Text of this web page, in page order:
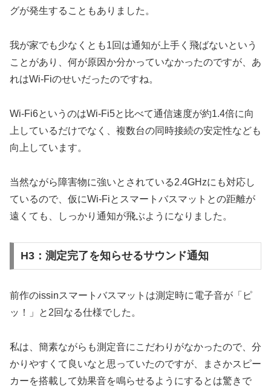
グが発生することもありました。
我が家でも少なくとも1回は通知が上手く飛ばないという
ことがあり、何が原因か分かっていなかったのですが、あ
れはWi-Fiのせいだったのですね。
Wi-Fi6というのはWi-Fi5と比べて通信速度が約1.4倍に向
上しているだけでなく、複数台の同時接続の安定性なども
向上しています。
当然ながら障害物に強いとされている2.4GHzにも対応し
ているので、仮にWi-Fiとスマートバスマットとの距離が
遠くても、しっかり通知が飛ぶようになりました。
H3：測定完了を知らせるサウンド通知
前作のissinスマートバスマットは測定時に電子音が「ピ
ッ！」と2回なる仕様でした。
私は、簡素ながらも測定音にこだわりがなかったので、分
かりやすくて良いなと思っていたのですが、まさかスピー
カーを搭載して効果音を鳴らせるようにするとは驚きで